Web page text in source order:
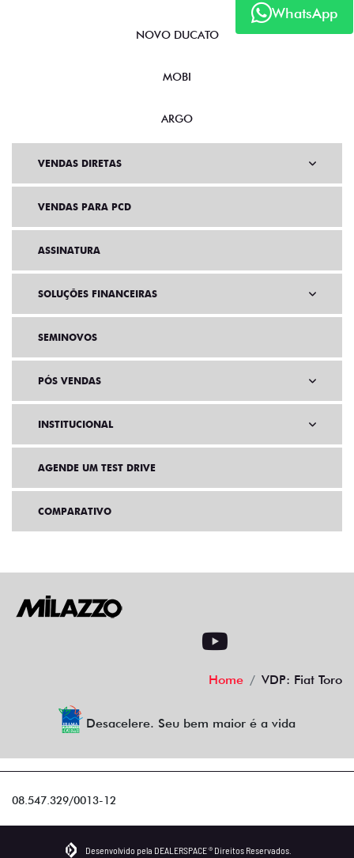
WhatsApp
NOVO DUCATO
MOBI
ARGO
VENDAS DIRETAS
VENDAS PARA PCD
ASSINATURA
SOLUÇÕES FINANCEIRAS
SEMINOVOS
PÓS VENDAS
INSTITUCIONAL
AGENDE UM TEST DRIVE
COMPARATIVO
Home VDP: Fiat Toro
Desacelere. Seu bem maior é a vida
08.547.329/0013-12
Desenvolvido pela DEALERSPACE ® Direitos Reservados.